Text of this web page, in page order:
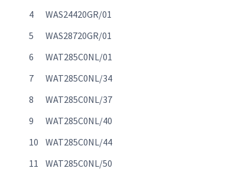
4
WAS24420GR/01
5
WAS28720GR/01
6
WAT285C0NL/01
7
WAT285C0NL/34
8
WAT285C0NL/37
9
WAT285C0NL/40
10
WAT285C0NL/44
11
WAT285C0NL/50